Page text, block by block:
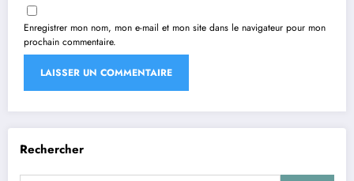
Enregistrer mon nom, mon e-mail et mon site dans le navigateur pour mon
prochain commentaire.
Rechercher